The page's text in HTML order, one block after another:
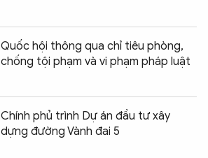
Quốc hội thông qua chỉ tiêu phòng,
chống tội phạm và vi phạm pháp luật
Chính phủ trình Dự án đầu tư xây
dựng đường Vành đai 5